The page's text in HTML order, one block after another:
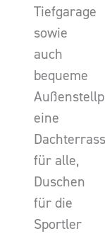
Tiefgarage
sowie
auch
bequeme
eine
für alle,
Duschen
für die
Sportler